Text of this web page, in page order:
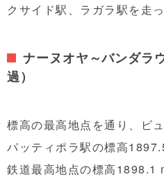
クサイド駅、ラガラ駅を走っ
ナーヌオヤ～バンダラ
過）
標高の最高地点を通り、ビ
パッティポラ駅の標高
鉄道最高地点の標高1898.1